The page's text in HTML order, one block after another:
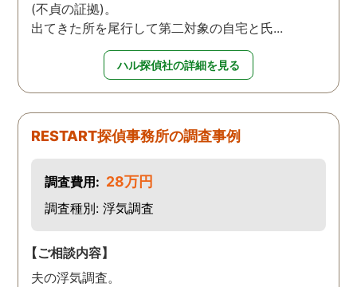
(不貞の証拠)。
出てきた所を尾行して第二対象の自宅と氏...
ハル探偵社の詳細を見る
RESTART探偵事務所の調査事例
調査費用: 28万円
調査種別: 浮気調査
【ご相談内容】
夫の浮気調査。